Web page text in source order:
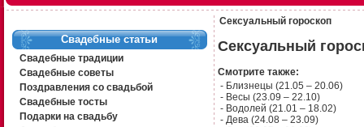
Свадебные статьи
Свадебные традиции
Свадебные советы
Поздравления со свадьбой
Свадебные тосты
Подарки на свадьбу
Сексуальный гороскоп
Сексуальный
Смотрите также:
- Близнецы (21.05 – 20.06)
- Весы (23.09 – 22.10)
- Водолей (21.01 – 18.02)
- Дева (24.08 – 23.09)